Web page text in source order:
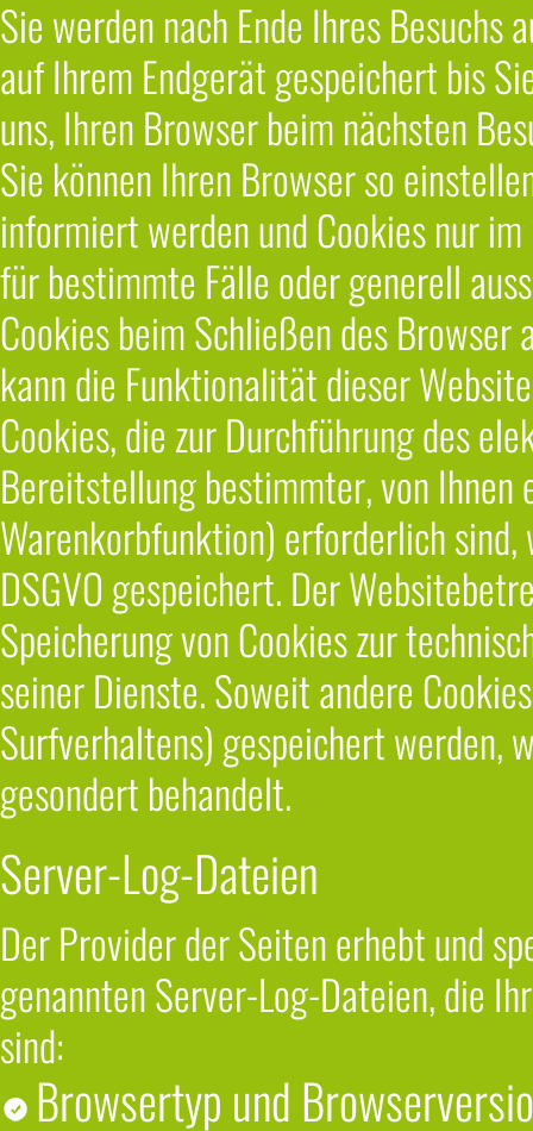
Sie werden nach Ende Ihres
auf Ihrem Endgerät gespeichert bis
uns, Ihren Browser beim nächsten
Sie können Ihren Browser so
informiert werden und Cookies nur
für bestimmte Fälle oder generell
Cookies beim Schließen des
kann die Funktionalität dieser
Cookies, die zur Durchführung des
Bereitstellung bestimmter, von Ihnen
Warenkorbfunktion) erforderlich
DSGVO gespeichert. Der
Speicherung von Cookies zur
seiner Dienste. Soweit andere
Surfverhaltens) gespeichert werden,
gesondert behandelt.
Server-Log-Dateien
Der Provider der Seiten erhebt und
genannten Server-Log-Dateien, die
sind:
Browsertyp und